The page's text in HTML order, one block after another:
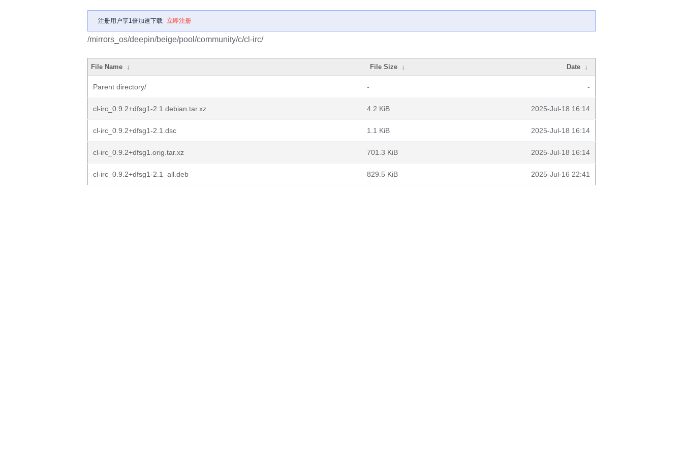
注册用户享1倍加速下载 立即注册
/mirrors_os/deepin/beige/pool/community/c/cl-irc/
File Name ↓ File Size ↓ Date ↓
Parent directory/ - -
cl-irc_0.9.2+dfsg1-2.1.debian.tar.xz 4.2 KiB 2025-Jul-18 16:14
cl-irc_0.9.2+dfsg1-2.1.dsc 1.1 KiB 2025-Jul-18 16:14
cl-irc_0.9.2+dfsg1.orig.tar.xz 701.3 KiB 2025-Jul-18 16:14
cl-irc_0.9.2+dfsg1-2.1_all.deb 829.5 KiB 2025-Jul-16 22:41